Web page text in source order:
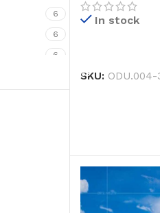
6
6
6
In stock
SKU: ODU.004-